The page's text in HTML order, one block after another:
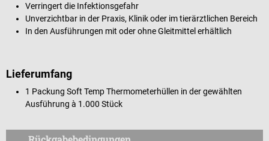
Verringert die Infektionsgefahr
Unverzichtbar in der Praxis, Klinik oder im tierärztlichen Bereich
In den Ausführungen mit oder ohne Gleitmittel erhältlich
Lieferumfang
1 Packung Soft Temp Thermometerhüllen in der gewählten
Ausführung à 1.000 Stück